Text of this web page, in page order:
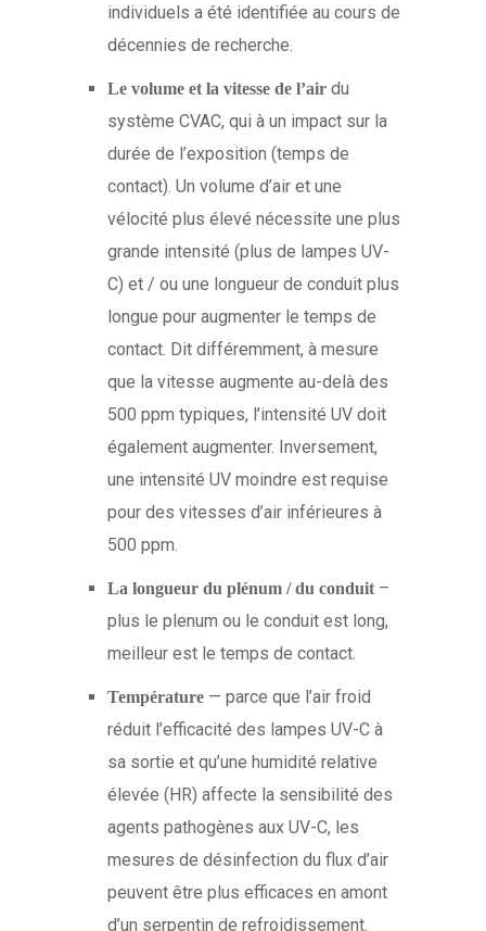
individuels a été identifiée au cours de
décennies de recherche.
Le volume et la vitesse de l’air du
système CVAC, qui à un impact sur la
durée de l’exposition (temps de
contact). Un volume d’air et une
vélocité plus élevé nécessite une plus
grande intensité (plus de lampes UV-
C) et / ou une longueur de conduit plus
longue pour augmenter le temps de
contact. Dit différemment, à mesure
que la vitesse augmente au-delà des
500 ppm typiques, l’intensité UV doit
également augmenter. Inversement,
une intensité UV moindre est requise
pour des vitesses d’air inférieures à
500 ppm.
La longueur du plénum / du conduit–
plus le plenum ou le conduit est long,
meilleur est le temps de contact.
Température — parce que l’air froid
réduit l’efficacité des lampes UV-C à
sa sortie et qu’une humidité relative
élevée (HR) affecte la sensibilité des
agents pathogènes aux UV-C, les
mesures de désinfection du flux d’air
peuvent être plus efficaces en amont
d’un serpentin de refroidissement.